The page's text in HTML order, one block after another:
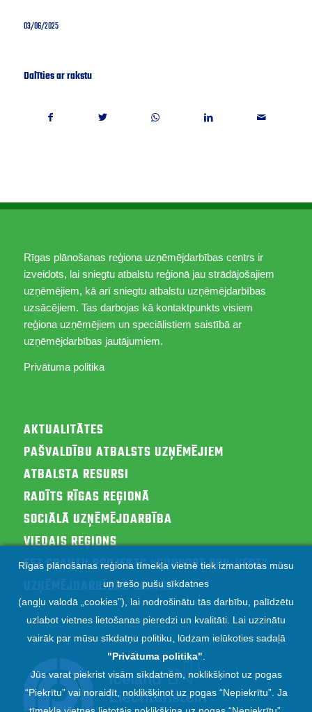
03/06/2025
Dalīties ar rakstu
Rīgas plānošanas reģiona uzņēmējdarbības centrs ir
izveidots, lai sniegtu atbalstu reģionā jau strādājošajiem
uzņēmējiem, kā arī sniegtu atbalstu uzņēmējdarbības
uzsācējiem. Tas darbojas kā kontaktpunkts visiem
reģiona uzņēmējiem un speciālistiem saistībā ar
uzņēmējdarbības jautājumiem.
Privātuma politika
AKTUALITĀTES
PAŠVALDĪBU ATBALSTS UZŅĒMĒJIEM
ATBALSTA RESURSI
RADĪTS RĪGAS REĢIONĀ
SOCIĀLĀ UZŅĒMĒJDARBĪBA
VIEDAIS REĢIONS
EEZ GRANTU PROJEKTS “SUPPORT RPR-VEST”
UZŅĒMĒJDARBĪBAS CENTRS
Rīgas plānošanas reģiona tīmekļa vietnē tiek izmantotas mūsu
un trešo pušu sīkdatnes
(angļu valodā „cookies”), lai nodrošinātu tās darbību, palīdzētu
uzlabot vietnes lietošanas pieredzi un kvalitāti. Lai uzzinātu
vairāk par mūsu sīkdatņu politiku, lūdzam ielūkoties sadaļā
"Privātuma politika"
Jūs varat piekrist visām sīkdatnēm, noklikšķinot uz pogas
“Piekrītu” vai noraidīt, noklikšķinot uz pogas “Nepiekrītu”. Ja